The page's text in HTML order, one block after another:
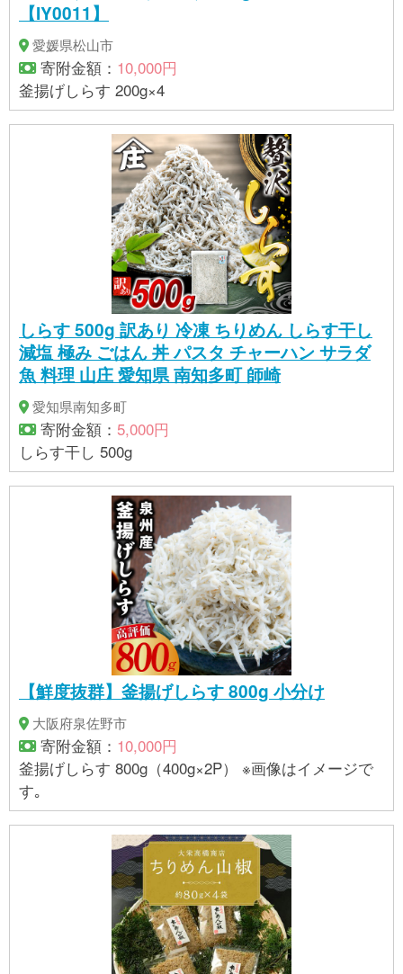
【IY0011】
愛媛県松山市
寄附金額： 10,000円
釜揚げしらす 200g×4
しらす 500g 訳あり 冷凍 ちりめん しらす干し
減塩 極み ごはん 丼 パスタ チャーハン サラダ
魚 料理 山庄 愛知県 南知多町 師崎
愛知県南知多町
寄附金額： 5,000円
しらす干し 500g
【鮮度抜群】釜揚げしらす 800g 小分け
大阪府泉佐野市
寄附金額： 10,000円
釜揚げしらす 800g（400g×2P） ※画像はイメージで
す｡